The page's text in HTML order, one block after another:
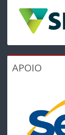
APOIO